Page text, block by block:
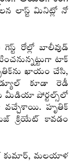
లాస్ట్ మినిట్లో నో
రోల్లో బాలీవుడ్
టాక్
ఖాయం చేసి,
కూడా రెడీ
మీడియా పోర్టల్స్‌లో
వచ్చేశాయి. హృతిక్
క్రియేట్ కావడం
కుమార్, మలయాళ